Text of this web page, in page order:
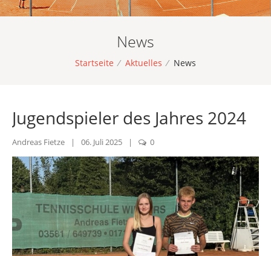
News
Startseite / Aktuelles / News
Jugendspieler des Jahres 2024
Andreas Fietze | 06. Juli 2025 | 0